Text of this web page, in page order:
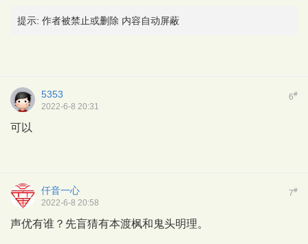
提示: 作者被禁止或删除 内容自动屏蔽
6#
5353
2022-6-8 20:31
可以
7#
仟音一心
2022-6-8 20:58
声优有谁？先盲猜有本渡枫和鬼头明理。